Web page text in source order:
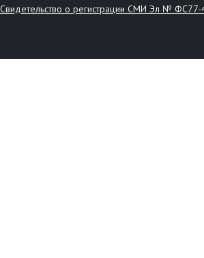
Свидетельство о регистрации СМИ Эл №